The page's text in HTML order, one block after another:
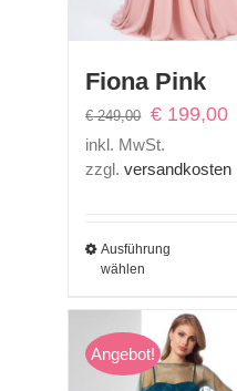
Fiona Pink
€249,00
Preis
war:
€ 199,00
inkl. MwSt.
zzgl.versandkosten
Ausführung
wählen
Angebot!